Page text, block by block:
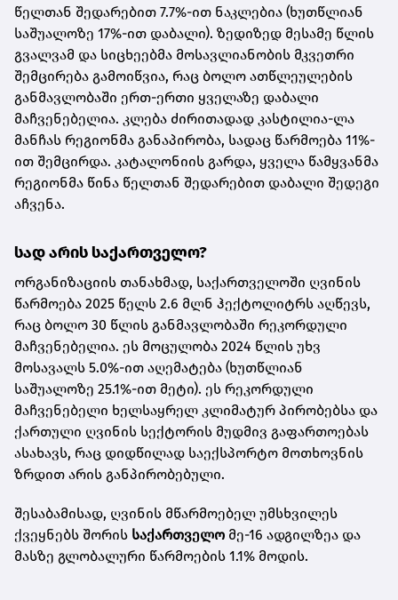
წელთან შედარებით 7.7%-ით ნაკლებია (ხუთწლიან
საშუალოზე 17%-ით დაბალი). ზედიზედ მესამე წლის
გვალვამ და სიცხეებმა მოსავლიანობის მკვეთრი
შემცირება გამოიწვია, რაც ბოლო ათწლეულების
განმავლობაში ერთ-ერთი ყველაზე დაბალი
მაჩვენებელია. კლება ძირითადად კასტილია-ლა
მანჩას რეგიონმა განაპირობა, სადაც წარმოება 11%-
ით შემცირდა. კატალონიის გარდა, ყველა წამყვანმა
რეგიონმა წინა წელთან შედარებით დაბალი შედეგი
აჩვენა.
სად არის საქართველო?
ორგანიზაციის თანახმად, საქართველოში ღვინის
წარმოება 2025 წელს 2.6 მლნ ჰექტოლიტრს აღწევს,
რაც ბოლო 30 წლის განმავლობაში რეკორდული
მაჩვენებელია. ეს მოცულობა 2024 წლის უხვ
მოსავალს 5.0%-ით აღემატება (ხუთწლიან
საშუალოზე 25.1%-ით მეტი). ეს რეკორდული
მაჩვენებელი ხელსაყრელ კლიმატურ პირობებსა და
ქართული ღვინის სექტორის მუდმივ გაფართოებას
ასახავს, რაც დიდწილად საექსპორტო მოთხოვნის
ზრდით არის განპირობებული.
შესაბამისად, ღვინის მწარმოებელ უმსხვილეს
ქვეყნებს შორის საქართველო მე-16 ადგილზეა და
მასზე გლობალური წარმოების 1.1% მოდის.